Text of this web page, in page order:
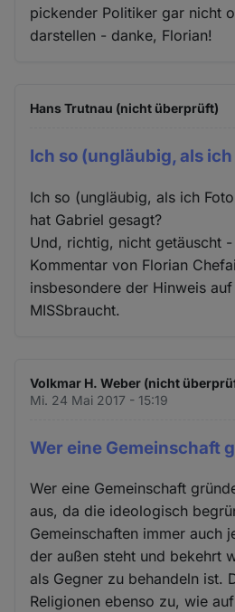
pickender Politiker gar nicht
darstellen - danke, Florian!
Hans Trutnau (nicht überprüft)
Ich so (ungläubig, als ich
Ich so (ungläubig, als ich
hat Gabriel gesagt?
Und, richtig, nicht getäuscht
Kommentar von Florian
insbesondere der Hinweis
MISSbraucht.
Volkmar H. Weber (nicht
Mi. 24 Mai 2017 - 15:19
Wer eine Gemeinschaft
Wer eine Gemeinschaft
aus, da die ideologisch
Gemeinschaften immer auch
der außen steht und bekehrt
als Gegner zu behandeln ist.
Religionen ebenso zu, wie